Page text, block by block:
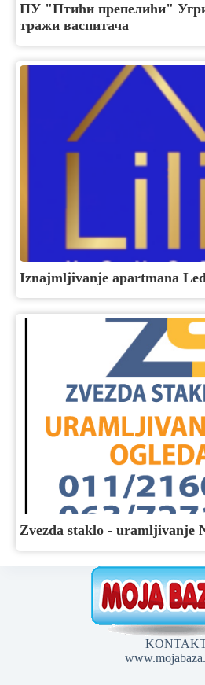
ПУ "Птићи препелићи"
тражи васпитача
Iznajmljivanje apartmana
Zvezda staklo - uramljivanje